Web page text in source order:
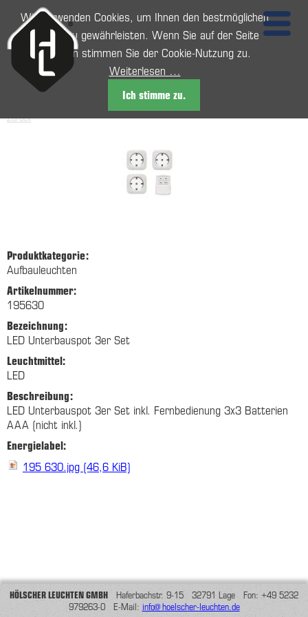
Produktkategorie:
Aufbauleuchten
Artikelnummer:
195630
Bezeichnung:
LED Unterbauspot 3er Set
Leuchtmittel:
LED
Beschreibung:
LED Unterbauspot 3er Set inkl. Fernbedienung 3x3 Batterien
AAA (nicht inkl.)
Energielabel:
195 630.jpg (46,6 KiB)
Zurück
HÖLSCHER LEUCHTEN GMBH Haferbachstr. 9-15 32791 Lage Fon: +49 5232
979263-0 E-Mail: info@hoelscher-leuchten.de
Wir verwenden Cookies, um Ihnen den bestmöglichen
Service zu gewährleisten. Wenn Sie auf der Seite
weitersurfen stimmen Sie der Cookie-Nutzung zu.
Weiterlesen …
Ich stimme zu.